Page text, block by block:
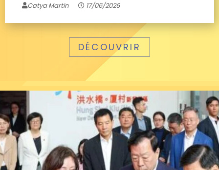
Catya Martin 17/06/2026
DÉCOUVRIR